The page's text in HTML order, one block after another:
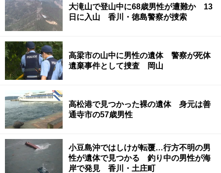
大滝山で登山中に68歳男性が遭難か 13
日に入山 香川・徳島警察が捜索
高梁市の山中に男性の遺体 警察が死体
遺棄事件として捜査 岡山
高松港で見つかった裸の遺体 身元は善
通寺市の57歳男性
小豆島沖ではしけが転覆…行方不明の男
性が遺体で見つかる 釣り中の男性が海
岸で発見 香川・土庄町